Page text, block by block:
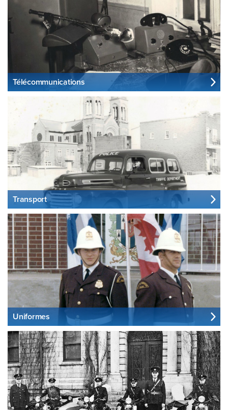
Télécommunications
Transport
Uniformes